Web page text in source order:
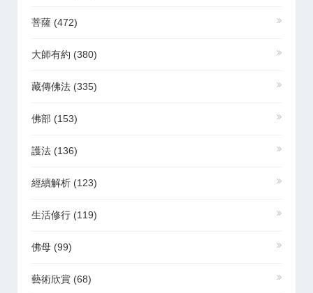
菩薩 (472)
大師有約 (380)
藏傳佛法 (335)
佛部 (153)
護法 (136)
經續解析 (123)
生活修行 (119)
佛母 (99)
藝術欣賞 (68)